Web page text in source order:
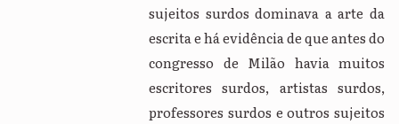
sujeitos surdos dominava a arte da
escrita e há evidência de que antes do
congresso de Milão havia muitos
escritores surdos, artistas surdos,
professores surdos e outros sujeitos